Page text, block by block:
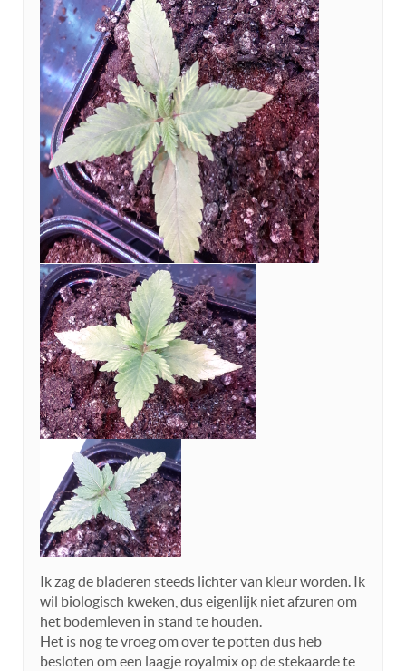
Ik zag de bladeren steeds lichter van kleur worden. Ik
wil biologisch kweken, dus eigenlijk niet afzuren om
het bodemleven in stand te houden.
Het is nog te vroeg om over te potten dus heb
besloten om een laagje royalmix op de stekaarde te